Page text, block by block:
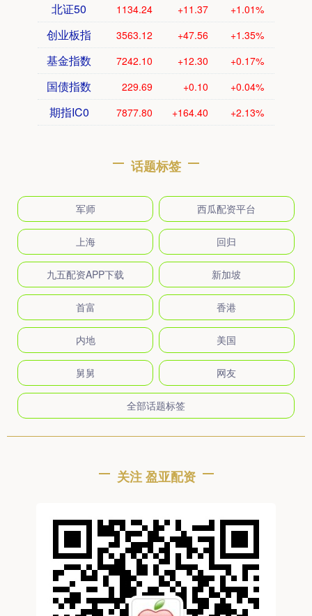
北证50 1134.24 +11.37 +1.01%
创业板指 3563.12 +47.56 +1.35%
基金指数 7242.10 +12.30 +0.17%
国债指数 229.69 +0.10 +0.04%
期指IC0 7877.80 +164.40 +2.13%
话题标签
军师 西瓜配资平台
上海 回归
九五配资APP下载 新加坡
首富 香港
内地 美国
舅舅 网友
全部话题标签
关注 盈亚配资